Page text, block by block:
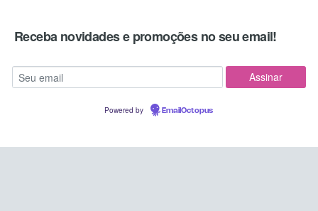
Receba novidades e promoções no seu email!
Powered by EmailOctopus